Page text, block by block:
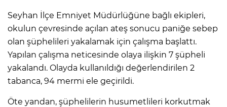
Seyhan İlçe Emniyet Müdürlüğüne bağlı ekipleri,
okulun çevresinde açılan ateş sonucu paniğe sebep
olan şüphelileri yakalamak için çalışma başlattı.
Yapılan çalışma neticesinde olaya ilişkin 7 şüpheli
yakalandı. Olayda kullanıldığı değerlendirilen 2
tabanca, 94 mermi ele geçirildi.
Öte yandan, şüphelilerin husumetlileri korkutmak